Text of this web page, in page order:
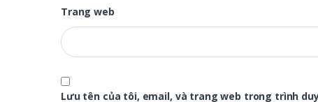
Trang web
Lưu tên của tôi, email, và trang web trong trình